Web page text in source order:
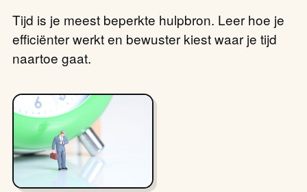
Tijd is je meest beperkte hulpbron. Leer hoe je
efficiënter werkt en bewuster kiest waar je tijd
naartoe gaat.